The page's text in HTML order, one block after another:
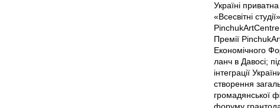
Україні
«Всесвітні
Премії
Економічного
ланч в Давосі;
інтеграції
створення
громадянської